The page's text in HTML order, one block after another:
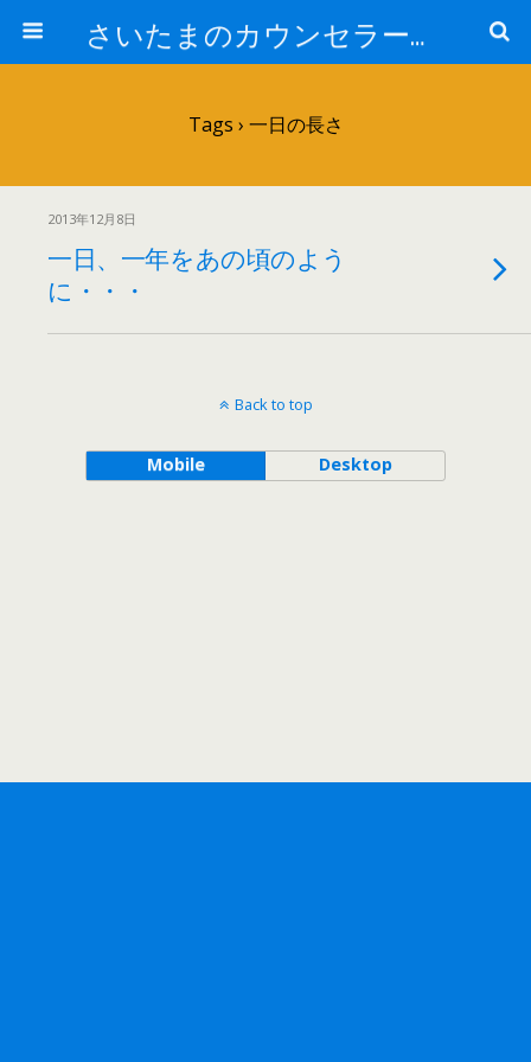
さいたまのカウンセラー日記
Tags › 一日の長さ
2013年12月8日
一日、一年をあの頃のよう
に・・・
Back to top
Mobile Desktop